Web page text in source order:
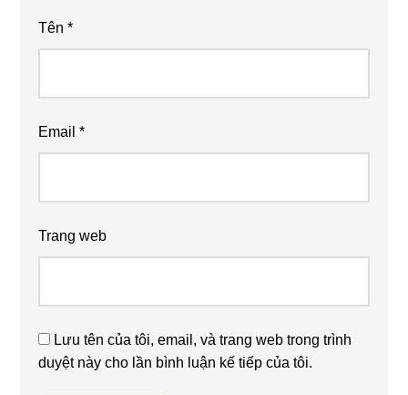
Tên*
Email*
Trang web
Lưu tên của tôi, email, và trang web trong trình
duyệt này cho lần bình luận kế tiếp của tôi.